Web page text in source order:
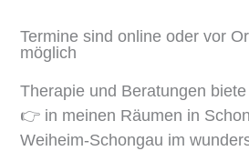
Termine sind online oder vor
möglich
Therapie und Beratungen
👉 in meinen Räumen in
Weiheim-Schongau im